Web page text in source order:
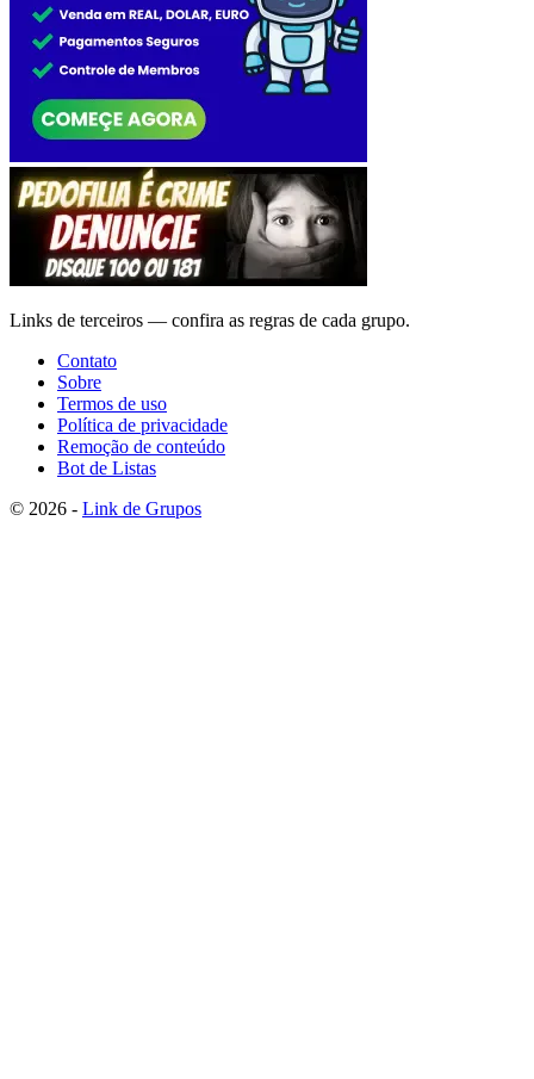
Links de terceiros — confira as regras de cada grupo.
Contato
Sobre
Termos de uso
Política de privacidade
Remoção de conteúdo
Bot de Listas
© 2026 - Link de Grupos